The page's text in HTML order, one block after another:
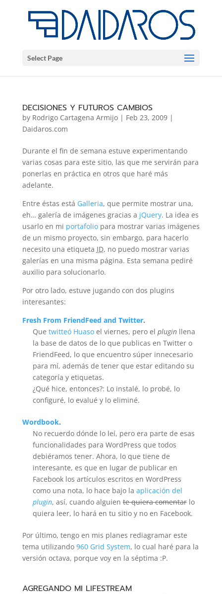
Select Page
DECISIONES Y FUTUROS CAMBIOS
by Rodrigo Cartagena Armijo| Feb 23, 2009|
Daidaros.com
Durante el fin de semana estuve experimentando
varias cosas para este sitio, las que me servirán para
ponerlas en práctica en otros que haré más
adelante.
Entre éstas está Galleria, que permite mostrar una,
eh… galería de imágenes gracias a jQuery. La idea es
usarlo en mi portafoliopara mostrar varias imágenes
de un mismo proyecto, sin embargo, para hacerlo
necesito una etiqueta ID, no puedo mostrar varias
galerías en una misma página. Esta semana pediré
auxilio para solucionarlo.
Por otro lado, estuve jugando con dos plugins
interesantes:
Fresh From FriendFeed and Twitter.
Que twitteó Huasoel viernes, pero el pluginllena
la base de datos de lo que publicas en Twitter o
FriendFeed, lo que encuentro súper innecesario
para mí­, además de tener que estar editando su
categoría y etiquetas.
¿Qué hice, entonces?: Lo instalé, lo probé, lo
configuré, lo evalué y lo eliminé.
Wordbook.
No recuerdo dónde lo leí, pero era parte de esas
funcionalidades para WordPress que todos
debiéramos tener. Ahora, lo que tiene de
interesante, es que en lugar de publicar en
Facebook los artículos escritos en WordPress
como una nota, lo hace bajo la aplicación del
plugin, así, cuando alguiente quiera comentarlo
quiera leer, lo hará en tu sitio y no en Facebook.
Por último, tengo en mis planes rediagramar este
tema utilizando 960 Grid System, lo cual haré para la
versión octava, porque voy en la séptima :P.
AGREGANDO MI LIFESTREAM